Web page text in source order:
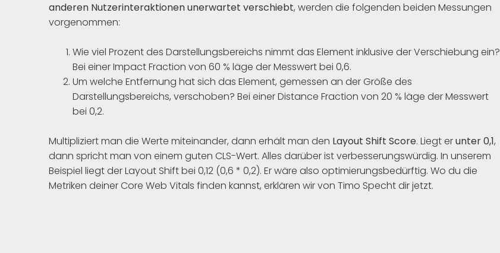
anderen Nutzerinteraktionen unerwartet verschiebt, werden die folgenden beiden Messungen
vorgenommen:
Wie viel Prozent des Darstellungsbereichs nimmt das Element inklusive der Verschiebung ein?
Bei einer Impact Fraction von 60 % läge der Messwert bei 0,6.
Um welche Entfernung hat sich das Element, gemessen an der Größe des
Darstellungsbereichs, verschoben? Bei einer Distance Fraction von 20 % läge der Messwert
bei 0,2.
Multipliziert man die Werte miteinander, dann erhält man den Layout Shift Score. Liegt erunter 0,1,
dann spricht man von einem guten CLS-Wert. Alles darüber ist verbesserungswürdig. In unserem
Beispiel liegt der Layout Shift bei 0,12 (0,6 * 0,2). Er wäre also optimierungsbedürftig. Wo du die
Metriken deiner Core Web Vitals finden kannst, erklären wir von Timo Specht dir jetzt.